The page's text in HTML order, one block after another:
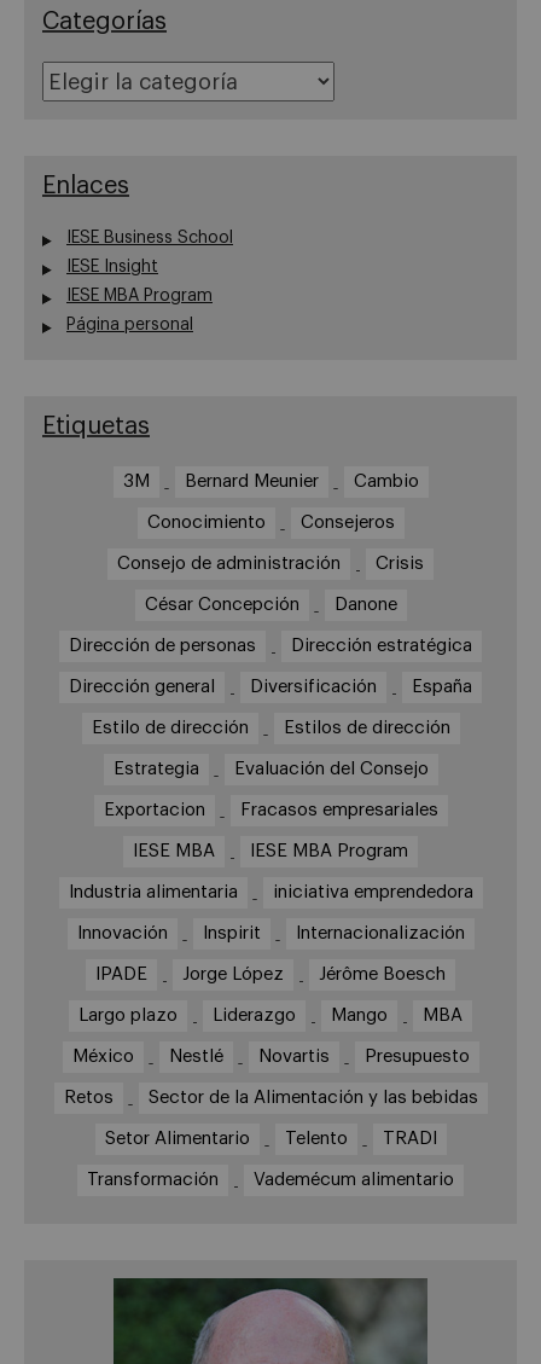
Categorías
Enlaces
IESE Business School
IESE Insight
IESE MBA Program
Página personal
Etiquetas
3M Bernard Meunier Cambio
Conocimiento Consejeros
Consejo de administración Crisis
César Concepción Danone
Dirección de personas Dirección estratégica
Dirección general Diversificación España
Estilo de dirección Estilos de dirección
Estrategia Evaluación del Consejo
Exportacion Fracasos empresariales
IESE MBA IESE MBA Program
Industria alimentaria iniciativa emprendedora
Innovación Inspirit Internacionalización
IPADE Jorge López Jérôme Boesch
Largo plazo Liderazgo Mango MBA
México Nestlé Novartis Presupuesto
Retos Sector de la Alimentación y las bebidas
Setor Alimentario Telento TRADI
Transformación Vademécum alimentario